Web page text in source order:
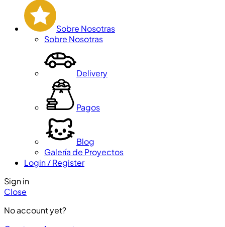
Sobre Nosotras
Sobre Nosotras
Delivery
Pagos
Blog
Galería de Proyectos
Login / Register
Sign in
Close
No account yet?